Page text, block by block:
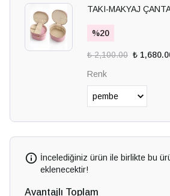
TAKI-MAKYAJ
%20
₺ 2,100.00 ₺
Renk
İncelediğiniz ürün ile birlikte bu
eklenecektir!
Avantajlı Toplam